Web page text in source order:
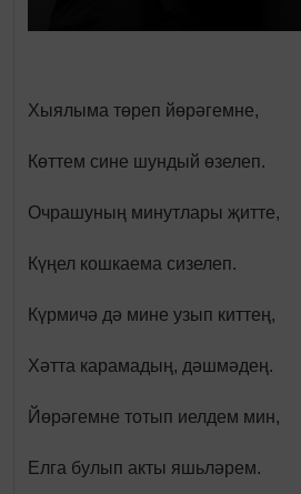
Хыялыма төреп йөрәгемне,
Көттем сине шундый өзелеп.
Очрашуның минутлары җитте,
Күңел кошкаема сизелеп.
Күрмичә дә мине узып киттең,
Хәтта карамадың, дәшмәдең.
Йөрәгемне тотып иелдем мин,
Елга булып акты яшьләрем.